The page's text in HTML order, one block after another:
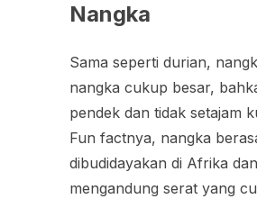
Nangka
Sama seperti durian,
nangka cukup besar,
pendek dan tidak setajam
Fun factnya, nangka
dibudidayakan di Afrika
mengandung serat yang